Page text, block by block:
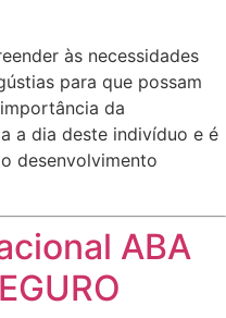
às necessidades
para que possam
da
a dia deste indivíduo e é
desenvolvimento
ABA